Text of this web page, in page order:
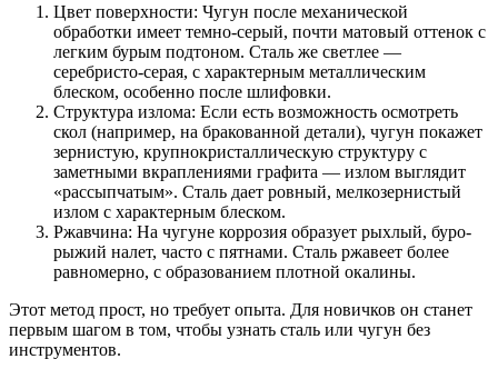
Цвет поверхности: Чугун после механической
обработки имеет темно-серый, почти матовый оттенок с
легким бурым подтоном. Сталь же светлее —
серебристо-серая, с характерным металлическим
блеском, особенно после шлифовки.
Структура излома: Если есть возможность осмотреть
скол (например, на бракованной детали), чугун покажет
зернистую, крупнокристаллическую структуру с
заметными вкраплениями графита — излом выглядит
«рассыпчатым». Сталь дает ровный, мелкозернистый
излом с характерным блеском.
Ржавчина: На чугуне коррозия образует рыхлый, буро-
рыжий налет, часто с пятнами. Сталь ржавеет более
равномерно, с образованием плотной окалины.
Этот метод прост, но требует опыта. Для новичков он станет
первым шагом в том, чтобы узнать сталь или чугун без
инструментов.